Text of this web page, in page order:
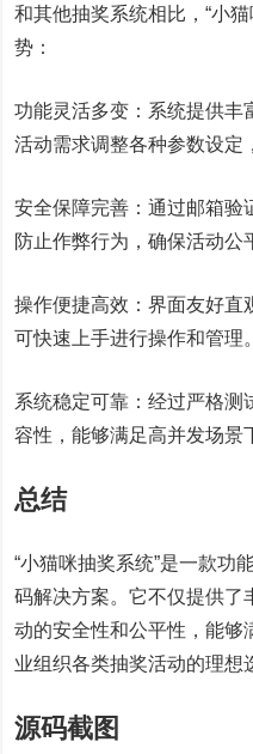
和其他抽奖系统相比，“小
势：
功能灵活多变：系统提供丰
活动需求调整各种参数设定
安全保障完善：通过邮箱验
防止作弊行为，确保活动公
操作便捷高效：界面友好直
可快速上手进行操作和管理。
系统稳定可靠：经过严格测
容性，能够满足高并发场景
总结
“小猫咪抽奖系统”是一款功
码解决方案。它不仅提供了
动的安全性和公平性，能够
业组织各类抽奖活动的理想
源码截图